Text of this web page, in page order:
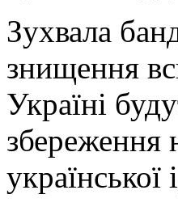
Зухвала
знищення
Україні
збереження
української